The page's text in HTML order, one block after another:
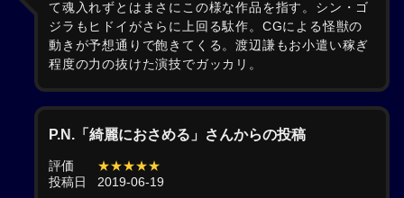
て魂入れずとはまさにこの様な作品を指す。シン・ゴ
ジラもヒドイがさらに上回る駄作。CGによる怪獣の
動きが予想通りで飽きてくる。渡辺謙もお小遣い稼ぎ
程度の力の抜けた演技でガッカリ。
P.N.「綺麗におさめる」さんからの投稿
評価
★★★★★
投稿日
2019-06-19